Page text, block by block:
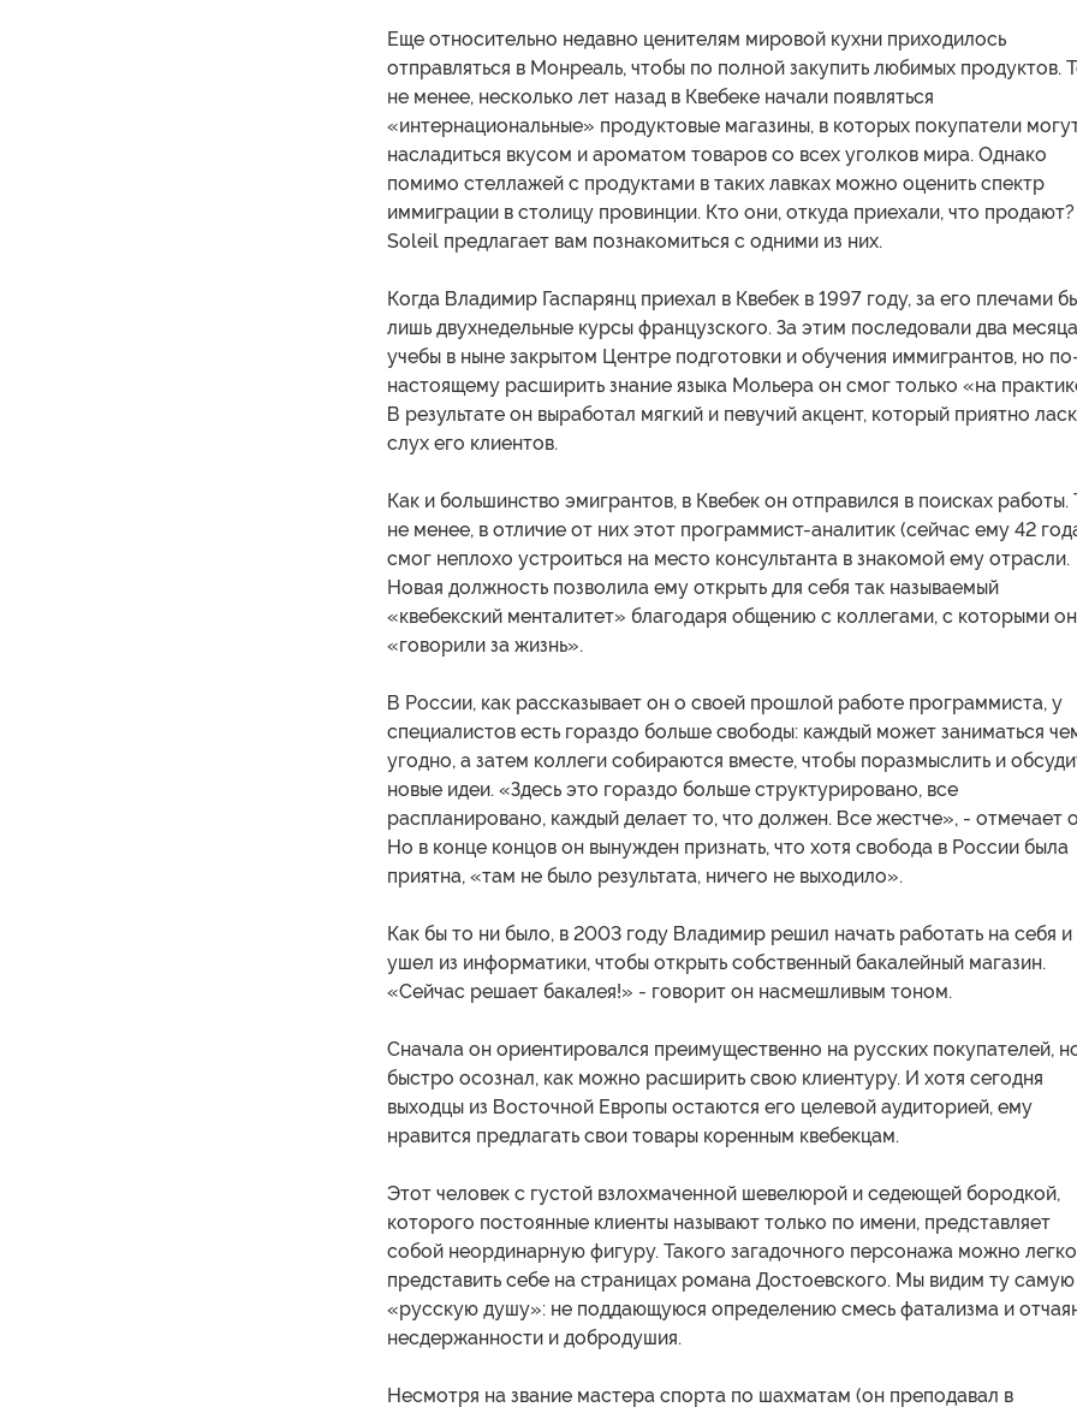
Еще относительно недавно ценителям мировой кухни приходилось
отправляться в Монреаль, чтобы по полной закупить любимых продуктов.
не менее, несколько лет назад в Квебеке начали появляться
«интернациональные» продуктовые магазины, в которых покупатели
насладиться вкусом и ароматом товаров со всех уголков мира. Однако
помимо стеллажей с продуктами в таких лавках можно оценить спектр
иммиграции в столицу провинции. Кто они, откуда приехали, что
Soleil предлагает вам познакомиться с одними из них.
Когда Владимир Гаспарянц приехал в Квебек в 1997 году, за его плечами
лишь двухнедельные курсы французского. За этим последовали два месяца
учебы в ныне закрытом Центре подготовки и обучения иммигрантов, но
настоящему расширить знание языка Мольера он смог только «на
В результате он выработал мягкий и певучий акцент, который приятно
слух его клиентов.
Как и большинство эмигрантов, в Квебек он отправился в поисках работы.
не менее, в отличие от них этот программист-аналитик (сейчас ему 42
смог неплохо устроиться на место консультанта в знакомой ему отрасли.
Новая должность позволила ему открыть для себя так называемый
«квебекский менталитет» благодаря общению с коллегами, с которыми
«говорили за жизнь».
В России, как рассказывает он о своей прошлой работе программиста, у
специалистов есть гораздо больше свободы: каждый может заниматься
угодно, а затем коллеги собираются вместе, чтобы поразмыслить и
новые идеи. «Здесь это гораздо больше структурировано, все
распланировано, каждый делает то, что должен. Все жестче», - отмечает
Но в конце концов он вынужден признать, что хотя свобода в России была
приятна, «там не было результата, ничего не выходило».
Как бы то ни было, в 2003 году Владимир решил начать работать на себя и
ушел из информатики, чтобы открыть собственный бакалейный магазин.
«Сейчас решает бакалея!» - говорит он насмешливым тоном.
Сначала он ориентировался преимущественно на русских покупателей,
быстро осознал, как можно расширить свою клиентуру. И хотя сегодня
выходцы из Восточной Европы остаются его целевой аудиторией, ему
нравится предлагать свои товары коренным квебекцам.
Этот человек с густой взлохмаченной шевелюрой и седеющей бородкой,
которого постоянные клиенты называют только по имени, представляет
собой неординарную фигуру. Такого загадочного персонажа можно легко
представить себе на страницах романа Достоевского. Мы видим ту самую
«русскую душу»: не поддающуюся определению смесь фатализма и
несдержанности и добродушия.
Несмотря на звание мастера спорта по шахматам (он преподавал в